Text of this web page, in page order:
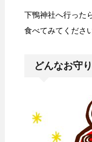
下鴨神社へ行った
食べてみてくださ
どんなお守